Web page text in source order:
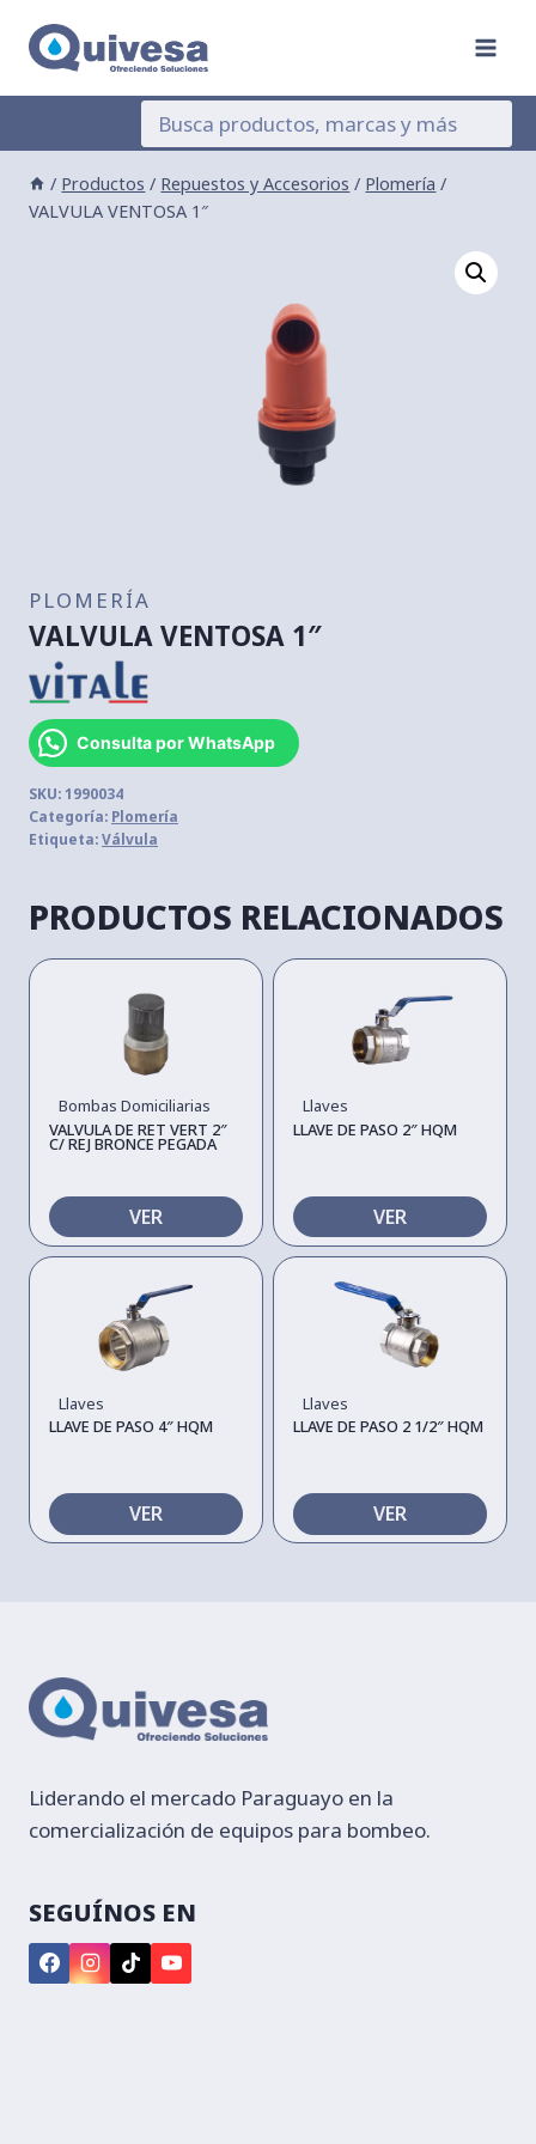
contenido
/ Productos / Repuestos y Accesorios / Plomería /
VALVULA VENTOSA 1″
PLOMERÍA
VALVULA VENTOSA 1″
Consulta por WhatsApp
SKU: 1990034
Categoría: Plomería
Etiqueta:Válvula
PRODUCTOS RELACIONADOS
Bombas Domiciliarias
VALVULA DE RET VERT 2″
C/ REJ BRONCE PEGADA
VER
Llaves
LLAVE DE PASO 2″ HQM
VER
Llaves
LLAVE DE PASO 4″ HQM
VER
Llaves
LLAVE DE PASO 2 1/2″ HQM
VER
Liderando el mercado Paraguayo en la
comercialización de equipos para bombeo.
SEGUÍNOS EN